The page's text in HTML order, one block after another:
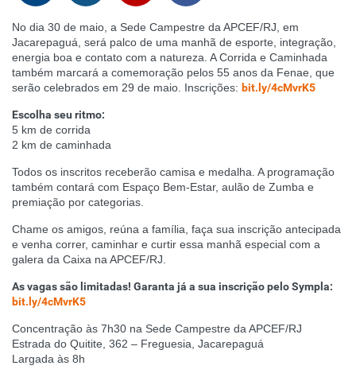
No dia 30 de maio, a Sede Campestre da APCEF/RJ, em
Jacarepaguá, será palco de uma manhã de esporte, integração,
energia boa e contato com a natureza. A Corrida e Caminhada
também marcará a comemoração pelos 55 anos da Fenae, que
serão celebrados em 29 de maio. Inscrições: bit.ly/4cMvrK5
Escolha seu ritmo:
5 km de corrida
2 km de caminhada
Todos os inscritos receberão camisa e medalha. A programação
também contará com Espaço Bem-Estar, aulão de Zumba e
premiação por categorias.
Chame os amigos, reúna a família, faça sua inscrição antecipada
e venha correr, caminhar e curtir essa manhã especial com a
galera da Caixa na APCEF/RJ.
As vagas são limitadas! Garanta já a sua inscrição pelo Sympla:
bit.ly/4cMvrK5
Concentração às 7h30 na Sede Campestre da APCEF/RJ
Estrada do Quitite, 362 – Freguesia, Jacarepaguá
Largada às 8h